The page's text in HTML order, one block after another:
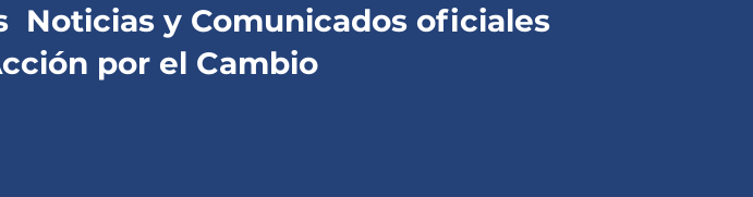
Noticias y Comunicados oficiales
por el Cambio